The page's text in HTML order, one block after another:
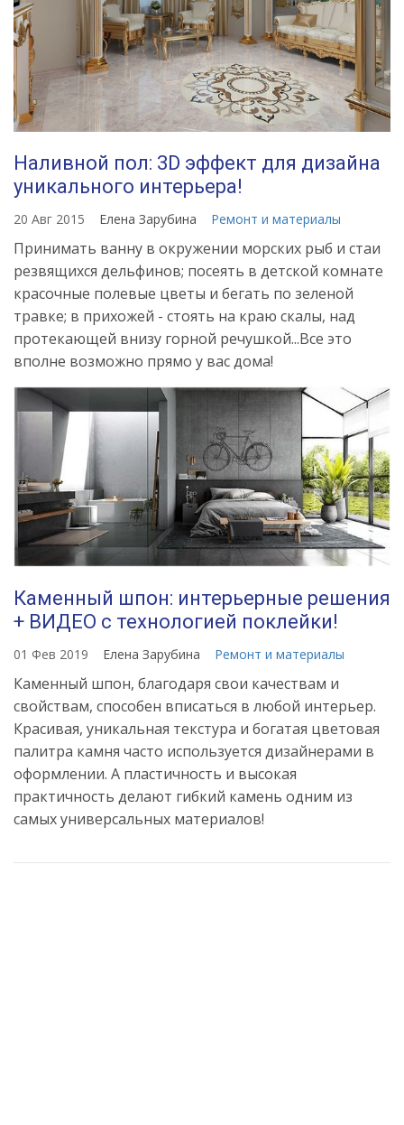
Наливной пол: 3D эффект для дизайна
уникального интерьера!
20 Авг 2015 Елена Зарубина Ремонт и материалы
Принимать ванну в окружении морских рыб и стаи
резвящихся дельфинов; посеять в детской комнате
красочные полевые цветы и бегать по зеленой
травке; в прихожей - стоять на краю скалы, над
протекающей внизу горной речушкой...Все это
вполне возможно прямо у вас дома!
Каменный шпон: интерьерные решения
+ ВИДЕО с технологией поклейки!
01 Фев 2019 Елена Зарубина Ремонт и материалы
Каменный шпон, благодаря свои качествам и
свойствам, способен вписаться в любой интерьер.
Красивая, уникальная текстура и богатая цветовая
палитра камня часто используется дизайнерами в
оформлении. А пластичность и высокая
практичность делают гибкий камень одним из
самых универсальных материалов!